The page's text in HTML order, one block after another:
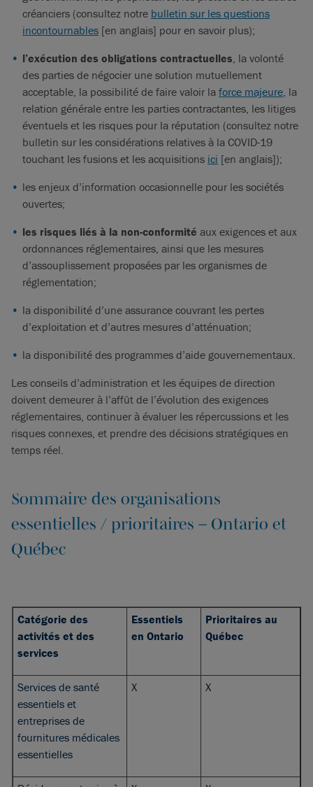
créanciers (consultez notre bulletin sur les questions
incontournables [en anglais] pour en savoir plus);
l’exécution des obligations contractuelles, la volonté
des parties de négocier une solution mutuellement
acceptable, la possibilité de faire valoir la force majeure, la
relation générale entre les parties contractantes, les litiges
éventuels et les risques pour la réputation (consultez notre
bulletin sur les considérations relatives à la COVID-19
touchant les fusions et les acquisitions ici [en anglais]);
les enjeux d’information occasionnelle pour les sociétés
ouvertes;
les risques liés à la non-conformité aux exigences et aux
ordonnances réglementaires, ainsi que les mesures
d’assouplissement proposées par les organismes de
réglementation;
la disponibilité d’une assurance couvrant les pertes
d’exploitation et d’autres mesures d’atténuation;
la disponibilité des programmes d’aide gouvernementaux.
Les conseils d’administration et les équipes de direction
doivent demeurer à l’affût de l’évolution des exigences
réglementaires, continuer à évaluer les répercussions et les
risques connexes, et prendre des décisions stratégiques en
temps réel.
Sommaire des organisations
essentielles / prioritaires – Ontario et
Québec
Catégorie des
activités et des
services
Essentiels
en Ontario
Prioritaires au
Québec
Services de santé
essentiels et
entreprises de
fournitures médicales
essentielles
X X